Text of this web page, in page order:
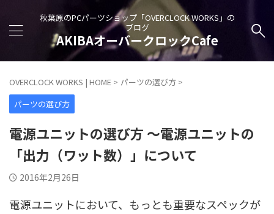
秋葉原のPCパーツショップ「OVERCLOCK WORKS」の
ブログ
AKIBAオーバークロックCafe
OVERCLOCK WORKS | HOME > パーツの選び方 >
パーツの選び方
電源ユニットの選び方 ～電源ユニットの
「出力（ワット数）」について
2016年2月26日
電源ユニットにおいて、もっとも重要なスペックが